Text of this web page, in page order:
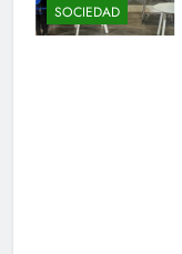
SOCIEDAD